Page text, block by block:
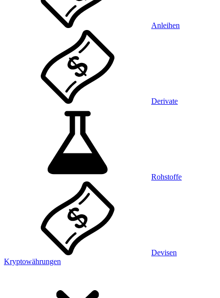
Anleihen
Derivate
Rohstoffe
Devisen
Kryptowährungen